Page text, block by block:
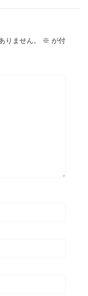
りません。 ※ が付